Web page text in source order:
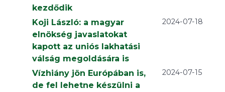
kezdődik
Koji László: a magyar
elnökség javaslatokat
kapott az uniós lakhatási
válság megoldására is
2024-07-18
Vízhiány jön Európában is,
de fel lehetne készülni a
2024-07-15